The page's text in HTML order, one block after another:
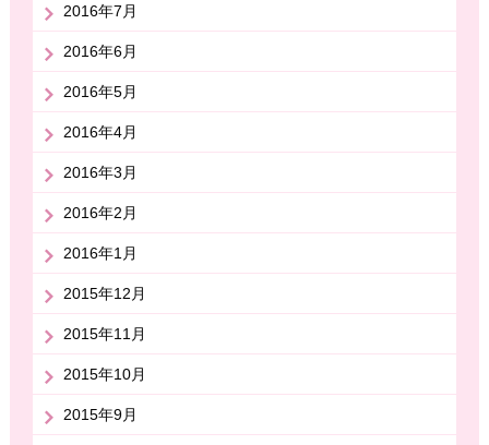
2016年7月
2016年6月
2016年5月
2016年4月
2016年3月
2016年2月
2016年1月
2015年12月
2015年11月
2015年10月
2015年9月